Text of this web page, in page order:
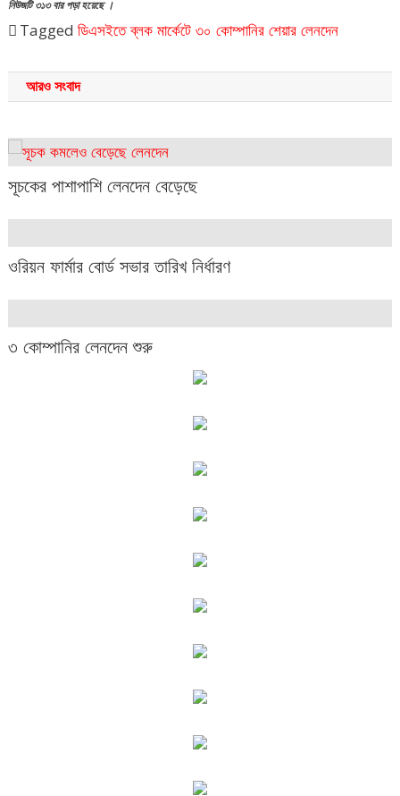
নিউজটি ৩১৩ বার পড়া হয়েছে ।
Tagged ডিএসইতে ব্লক মার্কেটে ৩০ কোম্পানির শেয়ার লেনদেন
আরও সংবাদ
সূচকের পাশাপাশি লেনদেন বেড়েছে
ওরিয়ন ফার্মার বোর্ড সভার তারিখ নির্ধারণ
৩ কোম্পানির লেনদেন শুরু